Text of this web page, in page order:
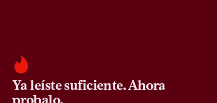
Ya leíste suficiente. Ahora
probalo.